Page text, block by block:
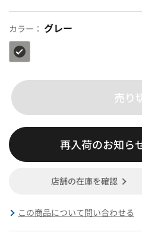
カラー： グレー
売り
再入荷のお知ら
店舗の在庫を確認
この商品について問い合わせる